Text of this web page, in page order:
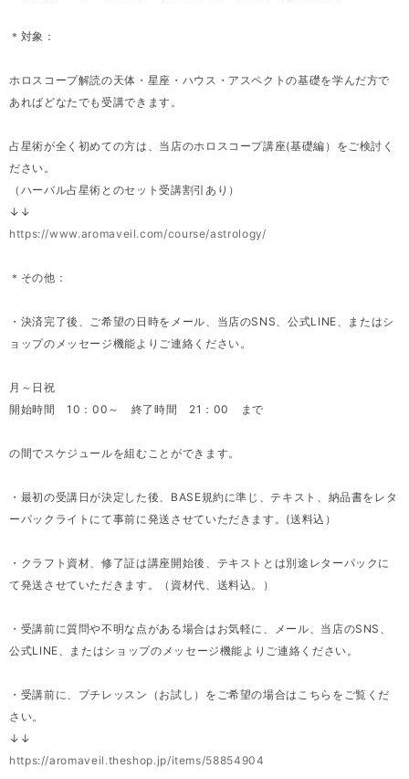
＊対象：
ホロスコープ解読の天体・星座・ハウス・アスペクトの基礎を学んだ方で
あればどなたでも受講できます。
占星術が全く初めての方は、当店のホロスコープ講座(基礎編）をご検討く
ださい。
（ハーバル占星術とのセット受講割引あり）
↓↓
https://www.aromaveil.com/course/astrology/
＊その他：
・決済完了後、ご希望の日時をメール、当店のSNS、公式LINE、またはシ
ョップのメッセージ機能よりご連絡ください。
月～日祝
開始時間 10：00～ 終了時間 21：00 まで
の間でスケジュールを組むことができます。
・最初の受講日が決定した後、BASE規約に準じ、テキスト、納品書をレタ
ーパックライトにて事前に発送させていただきます。(送料込）
・クラフト資材、修了証は講座開始後、テキストとは別途レターパックに
て発送させていただきます。（資材代、送料込。）
・受講前に質問や不明な点がある場合はお気軽に、メール、当店のSNS、
公式LINE、またはショップのメッセージ機能よりご連絡ください。
・受講前に、プチレッスン（お試し）をご希望の場合はこちらをご覧くだ
さい。
↓↓
https://aromaveil.theshop.jp/items/58854904